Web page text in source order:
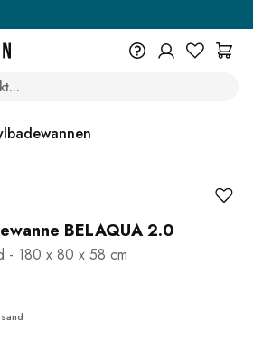
sind persönlich für Dich da.
BELAQUA 2.0
- 180 x 80 x 58 cm